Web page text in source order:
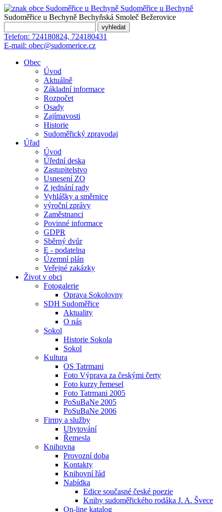
Sudoměřice u Bechyně
Sudoměřice u Bechyně Bechyňská Smoleč Bežerovice
Telefon: 724180824, 724180431
E-mail: obec@sudomerice.cz
Obec
Úvod
Aktuálně
Základní informace
Rozpočet
Osady
Zajímavosti
Historie
Sudoměřický zpravodaj
Úřad
Úvod
Úřední deska
Zastupitelstvo
Usnesení ZO
Z jednání rady
Vyhlášky a směrnice
výroční zprávy
Zaměstnanci
Povinné informace
GDPR
Sběrný dvůr
E - podatelna
Územní plán
Veřejné zakázky
Život v obci
Fotogalerie
Oprava Sokolovny
SDH Sudoměřice
Aktuality
O nás
Sokol
Historie Sokola
Sokol
Kultura
OS Tatrmani
Foto Výprava za českými čerty
Foto kurzy řemesel
Foto Tatrmani 2005
PoSuBaNe 2005
PoSuBaNe 2006
Firmy a služby
Ubytování
Řemesla
Knihovna
Provozní doba
Kontakty
Knihovní řád
Nabídka
Edice současné české poezie
Knihy sudoměřického rodáka J. A. Švece
On-line katalog